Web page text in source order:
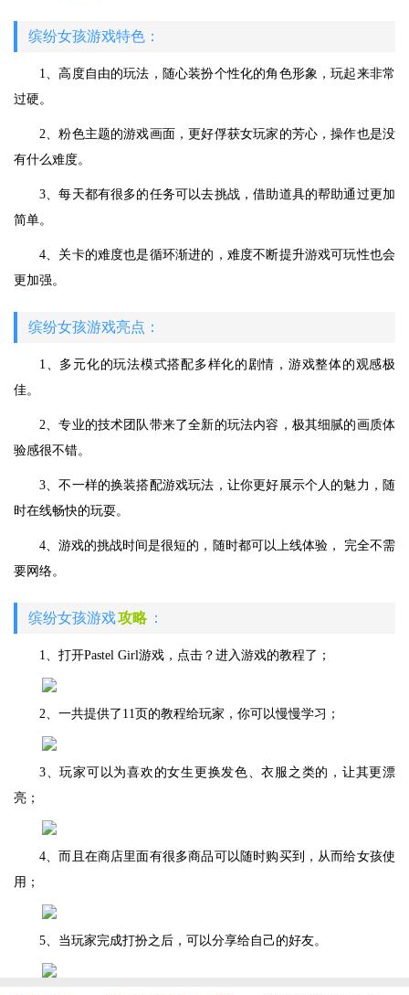
缤纷女孩游戏特色：
1、高度自由的玩法，随心装扮个性化的角色形象，玩起来非常
过硬。
2、粉色主题的游戏画面，更好俘获女玩家的芳心，操作也是没
有什么难度。
3、每天都有很多的任务可以去挑战，借助道具的帮助通过更加
简单。
4、关卡的难度也是循环渐进的，难度不断提升游戏可玩性也会
更加强。
缤纷女孩游戏亮点：
1、多元化的玩法模式搭配多样化的剧情，游戏整体的观感极
佳。
2、专业的技术团队带来了全新的玩法内容，极其细腻的画质体
验感很不错。
3、不一样的换装搭配游戏玩法，让你更好展示个人的魅力，随
时在线畅快的玩耍。
4、游戏的挑战时间是很短的，随时都可以上线体验， 完全不需
要网络。
缤纷女孩游戏攻略 ：
1、打开Pastel Girl游戏，点击？进入游戏的教程了；
2、一共提供了11页的教程给玩家，你可以慢慢学习；
3、玩家可以为喜欢的女生更换发色、衣服之类的，让其更漂
亮；
4、而且在商店里面有很多商品可以随时购买到，从而给女孩使
用；
5、当玩家完成打扮之后，可以分享给自己的好友。